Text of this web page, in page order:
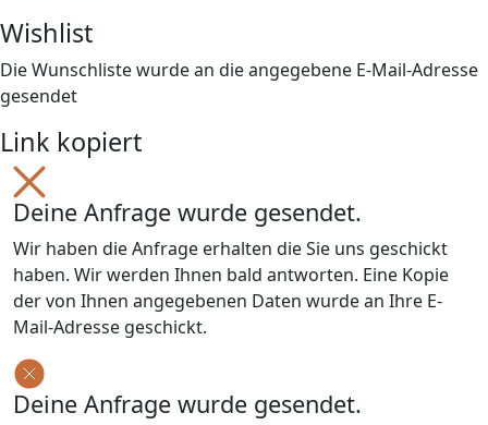
Wishlist
Die Wunschliste wurde an die angegebene E-Mail-Adresse
gesendet
Link kopiert
Deine Anfrage wurde gesendet.
Wir haben die Anfrage erhalten die Sie uns geschickt
haben. Wir werden Ihnen bald antworten. Eine Kopie
der von Ihnen angegebenen Daten wurde an Ihre E-
Mail-Adresse geschickt.
Deine Anfrage wurde gesendet.